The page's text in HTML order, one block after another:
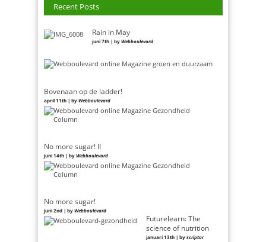
Recent Posts
Rain in May
juni 7th | byWebboulevard
Bovenaan op de ladder!
april 11th | byWebboulevard
No more sugar! II
juni 14th | byWebboulevard
No more sugar!
juni 2nd | byWebboulevard
Futurelearn: The
science of nutrition
januari 13th | byscriptor